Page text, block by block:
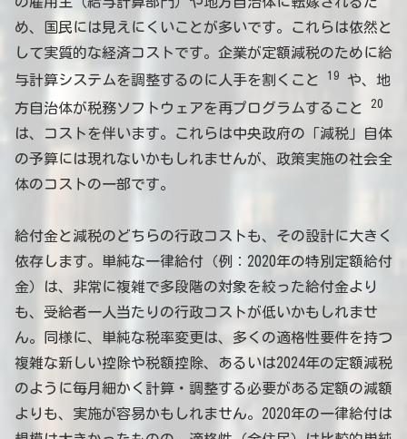
め、国民には見えにくいことが多いです。これらは依然と
して実質的な経済コストです。企業が定額減税のために給
与計算システムを調整するのに人手を割くこと
19
や、地
方自治体が税務ソフトウェアを再プログラムすること
20
は、コストを伴います。これらは中央政府の「減税」自体
の予算には現れないかもしれませんが、政策実施の社会全
体のコストの一部です。
給付金と減税のどちらの行政コストも、その設計に大きく
依存します。単純な一律給付（例：2020年の特別定額給付
金）は、非常に複雑で多段階の対象を絞った給付金より
も、受給者一人当たりの行政コストが低いかもしれませ
ん。同様に、単純な税率変更は、多くの適格性要件を持つ
複雑な新しい控除や税額控除、あるいは2024年の定額減税
のように毎月細かく計算・調整する必要がある定額の減額
よりも、実施が容易かもしれません。2020年の一律給付は